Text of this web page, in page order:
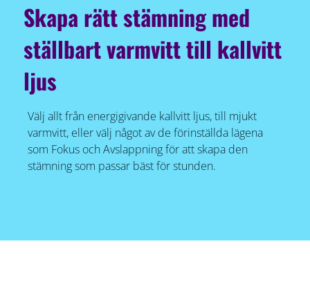
Skapa rätt stämning med
ställbart varmvitt till kallvitt
ljus
Välj allt från energigivande kallvitt ljus, till mjukt
varmvitt, eller välj något av de förinställda lägena
som Fokus och Avslappning för att skapa den
stämning som passar bäst för stunden.